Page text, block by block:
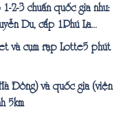
2-3 chuẩn quốc gia như:
Du, cấp 1Phú La…
và cụm rạp Lotte5 phút
Đông) và quốc gia (viện
5km